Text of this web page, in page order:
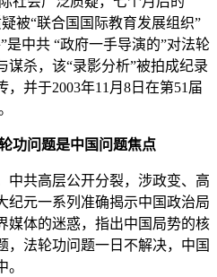
被“联合国国际教育发展组织”
是中共 “政府一手导演的”对法轮
谋杀，该“录影分析”被拍成纪录
并于2003年11月8日在第51届
功问题是中国问题焦点
中共高层公开分裂，涉政变、高
纪元一系列准确揭示中国政治局
媒体的迷惑，指出中国局势的核
，法轮功问题一日不解决，中国